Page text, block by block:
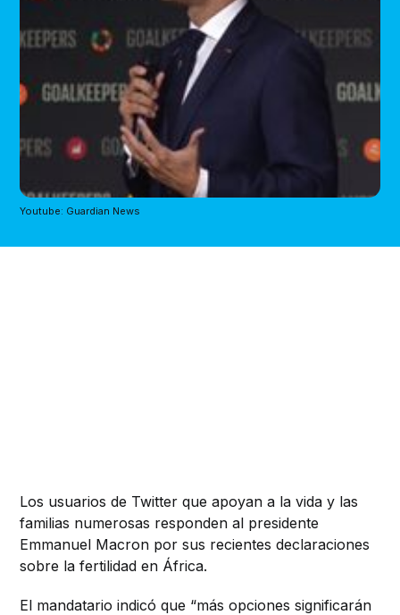
Youtube: Guardian News
Los usuarios de Twitter que apoyan a la vida y las
familias numerosas responden al presidente
Emmanuel Macron por sus recientes declaraciones
sobre la fertilidad en África.
El mandatario indicó que “más opciones significarán